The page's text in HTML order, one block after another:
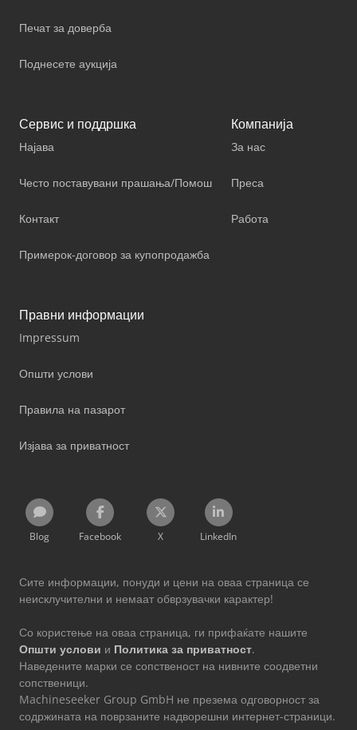
Печат за доверба
Поднесете аукција
Сервис и поддршка
Најава
Често поставувани прашања/Помош
Контакт
Примерок-договор за купопродажба
Компанија
За нас
Преса
Работа
Правни информации
Impressum
Општи услови
Правила на пазарот
Изјава за приватност
Blog Facebook X LinkedIn
Сите информации, понуди и цени на оваа страница се
неисклучителни и немаат обврзувачки карактер!
Со користење на оваа страница, ги прифаќате нашите
Општи услови и Политика за приватност.
Наведените марки се сопственост на нивните соодветни
сопственици.
Machineseeker Group GmbH не презема одговорност за
содржината на поврзаните надворешни интернет-страници.